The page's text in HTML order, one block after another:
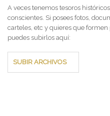
A veces tenemos tesoros
conscientes. Si posees fotos,
carteles, etc y quieres que
puedes subirlos aquí:
SUBIR ARCHIVOS